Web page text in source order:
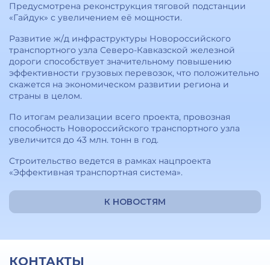
Предусмотрена реконструкция тяговой подстанции
«Гайдук» с увеличением её мощности.
Развитие ж/д инфраструктуры Новороссийского
транспортного узла Северо-Кавказской железной
дороги способствует значительному повышению
эффективности грузовых перевозок, что положительно
скажется на экономическом развитии региона и
страны в целом.
По итогам реализации всего проекта, провозная
способность Новороссийского транспортного узла
увеличится до 43 млн. тонн в год.
Строительство ведется в рамках нацпроекта
«Эффективная транспортная система».
К НОВОСТЯМ
КОНТАКТЫ